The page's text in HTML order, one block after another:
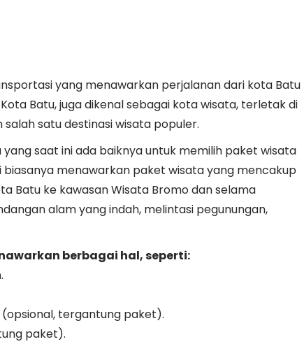
yang menawarkan perjalanan dari kota Batu
Batu, juga dikenal sebagai kota wisata, terletak di
satu destinasi wisata populer.
saat ini ada baiknya untuk memilih paket wisata
biasanya menawarkan paket wisata yang mencakup
Batu ke kawasan Wisata Bromo dan selama
alam yang indah, melintasi pegunungan,
berbagai hal, seperti:
(opsional, tergantung paket).
paket).